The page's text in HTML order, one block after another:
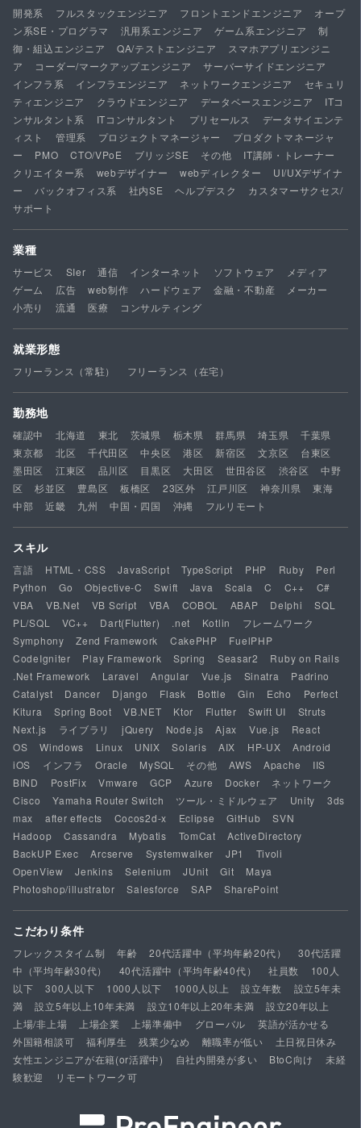
開発系 フルスタックエンジニア フロントエンドエンジニア
オープ
ン系SE・プログラマ
汎用系エンジニア ゲーム系エンジニア
制
御・組込エンジニア
QA/テストエンジニア
スマホアプリエンジニ
ア
コーダー/マークアップエンジニア
サーバーサイドエンジニア
インフラ系
インフラエンジニア ネットワークエンジニア
セキュリ
ティエンジニア
クラウドエンジニア データベースエンジニア
ITコ
ンサルタント系
ITコンサルタント プリセールス
データサイエンテ
ィスト
管理系 プロジェクトマネージャー
プロダクトマネージャ
ー
PMO CTO/VPoE ブリッジSE その他
IT講師・トレーナー
クリエイター系
webデザイナー webディレクター
UI/UXデザイナ
ー
バックオフィス系 社内SE ヘルプデスク
カスタマーサクセス/
サポート
業種
サービス SIer 通信 インターネット ソフトウェア
メディア
ゲーム
広告 web制作 ハードウェア 金融・不動産
メーカー
小売り
流通 医療 コンサルティング
就業形態
フリーランス（常駐） フリーランス（在宅）
勤務地
確認中 北海道 東北 茨城県 栃木県 群馬県 埼玉県
千葉県
東京都
北区 千代田区 中央区 港区 新宿区 文京区
台東区
墨田区
江東区 品川区 目黒区 大田区 世田谷区 渋谷区
中野
区
杉並区 豊島区 板橋区 23区外 江戸川区 神奈川県
東海
中部
近畿 九州 中国・四国 沖縄 フルリモート
スキル
言語 HTML・CSS JavaScript TypeScript PHP Ruby
Perl
Python
Go Objective-C Swift Java Scala C C++
C#
VBA
VB.Net VB Script VBA COBOL ABAP Delphi
SQL
PL/SQL
VC++ Dart(Flutter) .net Kotlin
フレームワーク
Symphony
Zend Framework CakePHP
FuelPHP
CodeIgniter
Play Framework Spring Seasar2
Ruby on Rails
.Net Framework
Laravel Angular Vue.js Sinatra
Padrino
Catalyst
Dancer Django Flask Bottle Gin Echo
Perfect
Kitura
Spring Boot VB.NET Ktor Flutter Swift UI
Struts
Next.js
ライブラリ jQuery Node.js Ajax Vue.js
React
OS
Windows Linux UNIX Solaris AIX HP-UX
Android
iOS
インフラ Oracle MySQL その他 AWS Apache
IIS
BIND
PostFix Vmware GCP Azure Docker
ネットワーク
Cisco
Yamaha Router Switch ツール・ミドルウェア Unity
3ds
max
after effects Cocos2d-x Eclipse GitHub
SVN
Hadoop
Cassandra Mybatis TomCat
ActiveDirectory
BackUP Exec
Arcserve Systemwalker JP1
Tivoli
OpenView
Jenkins Selenium JUnit Git
Maya
Photoshop/illustrator
Salesforce SAP SharePoint
こだわり条件
フレックスタイム制 年齢 20代活躍中（平均年齢20代）
30代活躍
中（平均年齢30代）
40代活躍中（平均年齢40代） 社員数
100人
以下
300人以下 1000人以下 1000人以上 設立年数
設立5年未
満
設立5年以上10年未満 設立10年以上20年未満
設立20年以上
上場/非上場
上場企業 上場準備中 グローバル
英語が活かせる
外国籍相談可
福利厚生 残業少なめ 離職率が低い
土日祝日休み
女性エンジニアが在籍(or活躍中)
自社内開発が多い BtoC向け
未経
験歓迎
リモートワーク可